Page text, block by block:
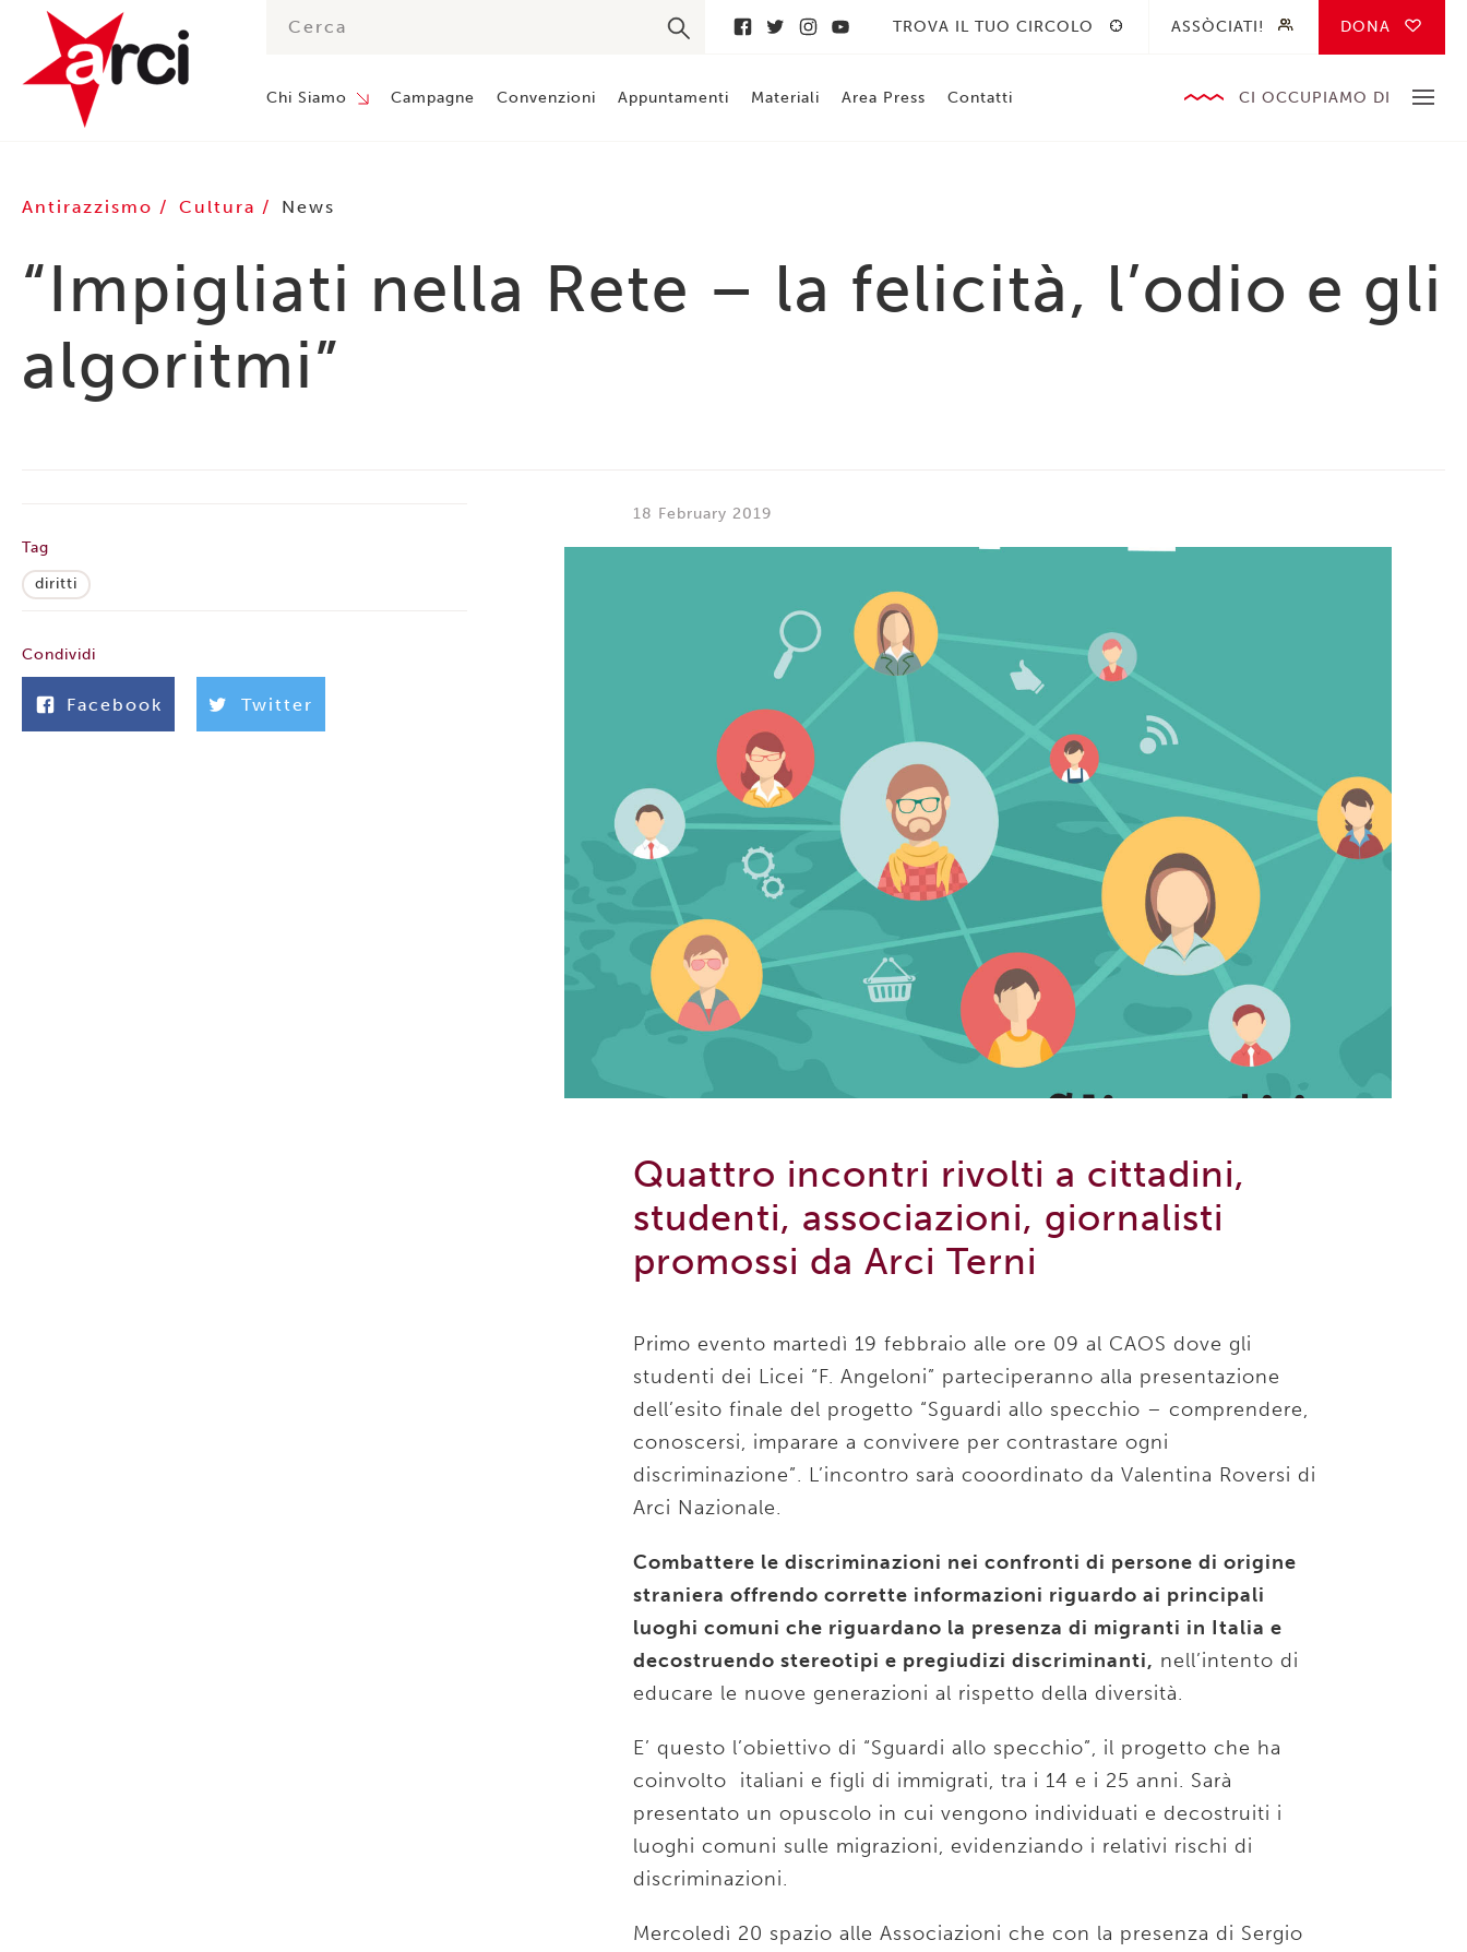
TROVA IL TUO CIRCOLO ASSÒCIATI! DONA
Chi Siamo Campagne Convenzioni Appuntamenti Materiali Area Press Contatti CI OCCUPIAMO DI
Antirazzismo Cultura News
“Impigliati nella Rete – la felicità, l’odio e gli
algoritmi”
Tag
diritti
Condividi
Facebook Twitter
18 February 2019
Quattro incontri rivolti a cittadini,
studenti, associazioni, giornalisti
promossi da Arci Terni
Primo evento martedì 19 febbraio alle ore 09 al CAOS dove gli
studenti dei Licei “F. Angeloni” parteciperanno alla presentazione
dell’esito finale del progetto “Sguardi allo specchio – comprendere,
conoscersi, imparare a convivere per contrastare ogni
discriminazione”. L’incontro sarà cooordinato da Valentina Roversi di
Arci Nazionale.
Combattere le discriminazioni nei confronti di persone di origine
straniera offrendo corrette informazioni riguardo ai principali
luoghi comuni che riguardano la presenza di migranti in Italia e
decostruendo stereotipi e pregiudizi discriminanti, nell’intento di
educare le nuove generazioni al rispetto della diversità.
E’ questo l’obiettivo di “Sguardi allo specchio”, il progetto che ha
coinvolto italiani e figli di immigrati, tra i 14 e i 25 anni. Sarà
presentato un opuscolo in cui vengono individuati e decostruiti i
luoghi comuni sulle migrazioni, evidenziando i relativi rischi di
discriminazioni.
Mercoledì 20 spazio alle Associazioni che con la presenza di Sergio